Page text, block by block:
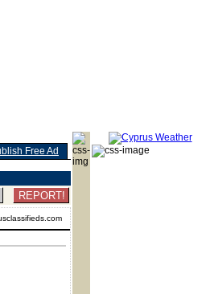
Free Ad
REPORT!